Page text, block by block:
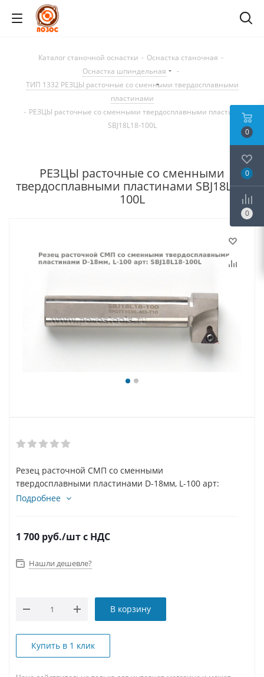
Каталог станочной оснастки - Оснастка станочная -
Оснастка шпиндельная
-
ТИП 1332 РЕЗЦЫ расточные со сменными твердосплавными
пластинами
- РЕЗЦЫ расточные со сменными твердосплавными пластинами
SBJ18L18-100L
РЕЗЦЫ расточные со сменными
твердосплавными пластинами SBJ18L18-
100L
Резец расточной СМП со сменными
твердосплавными пластинами D-18мм, L-100 арт:
SBJ18L18-100L
Подробнее
1 700 руб./штс НДС
Нашли дешевле?
В корзину
Купить в 1 клик
0
0
0